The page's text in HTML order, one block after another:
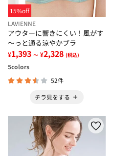
15%off
LAVIENNE
アウターに響きにくい！風がす
～っと通る涼やかブラ
¥1,393 ～ ¥2,328 (税込)
5colors
52件
チラ見をする